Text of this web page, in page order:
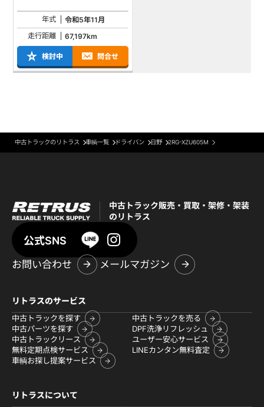
年式
令和5年11月
走行距離
67,197km
検討中 問合せ
中古トラックのリトラス 車輌一覧 ドライバン 日野 2RG-XZU605M
中古トラック販売・買取・架修・架装
のリトラス
公式SNS
お問い合わせ
メールマガジン
リトラスのサービス
中古トラックを探す
中古トラックを売る
中古パーツを探す
DPF洗浄リフレッシュ
中古トラックリース
ユーザー安心サービス
無料定期点検サービス
LINEカンタン無料査定
車輌お探し提案サービス
リトラスについて